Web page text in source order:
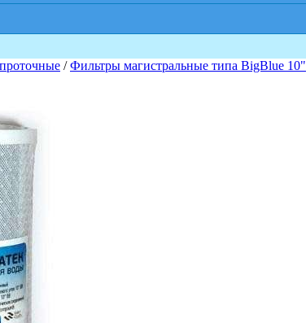
/Фильтры магистральные типа BigBlue 10"